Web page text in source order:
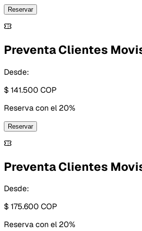
Reservar
Preventa Clientes
Desde:
$ 141.500 COP
Reserva con el 20%
Reservar
Preventa Clientes
Desde:
$ 175.600 COP
Reserva con el 20%